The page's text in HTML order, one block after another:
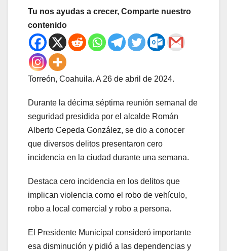
Tu nos ayudas a crecer, Comparte nuestro
contenido
Torreón, Coahuila. A 26 de abril de 2024.
Durante la décima séptima reunión semanal de
seguridad presidida por el alcalde Román
Alberto Cepeda González, se dio a conocer
que diversos delitos presentaron cero
incidencia en la ciudad durante una semana.
Destaca cero incidencia en los delitos que
implican violencia como el robo de vehículo,
robo a local comercial y robo a persona.
El Presidente Municipal consideró importante
esa disminución y pidió a las dependencias y